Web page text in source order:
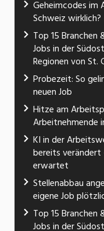
Geheimcodes im
Schweiz wirklich?
Top 15
Jobs in der
Regionen von St.
Probezeit: So
neuen Job
Hitze am
Arbeitnehmende
KI in der
bereits
erwartet
Stellenabbau
eigene Job
Top 15
Jobs in der